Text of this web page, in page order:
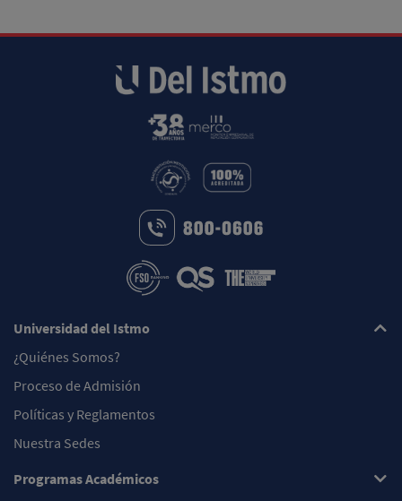
Universidad del Istmo
¿Quiénes Somos?
Proceso de Admisión
Políticas y Reglamentos
Nuestra Sedes
Programas Académicos